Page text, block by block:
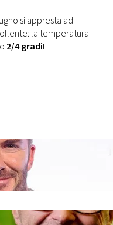
si appresta ad
la temperatura
2/4 gradi!